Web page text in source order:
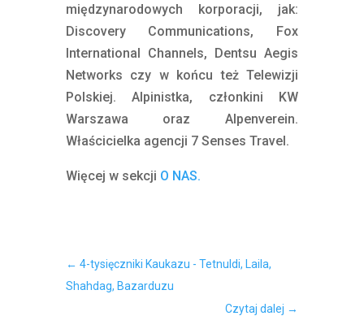
międzynarodowych korporacji, jak:
Discovery Communications, Fox
International Channels, Dentsu Aegis
Networks czy w końcu też Telewizji
Polskiej. Alpinistka, członkini KW
Warszawa oraz Alpenverein.
Właścicielka agencji 7 Senses Travel.
Więcej w sekcji O NAS.
← 4-tysięczniki Kaukazu - Tetnuldi, Laila,
Shahdag, Bazarduzu
Czytaj dalej →